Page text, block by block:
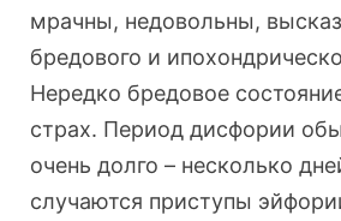
мрачны, недовольны,
бредового и
Нередко бредовое
страх. Период дисфории
очень долго – несколько
случаются приступы